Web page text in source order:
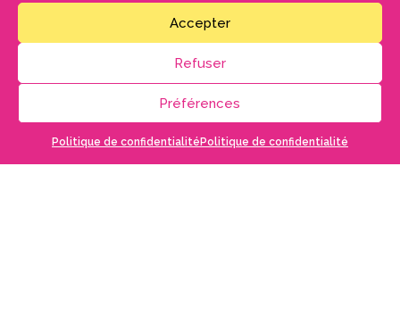
Accepter
Refuser
Préférences
Politique de confidentialité Politique de confidentialité
EN SAVOIR
PLUS